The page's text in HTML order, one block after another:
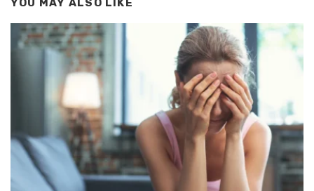
YOU MAY ALSO LIKE